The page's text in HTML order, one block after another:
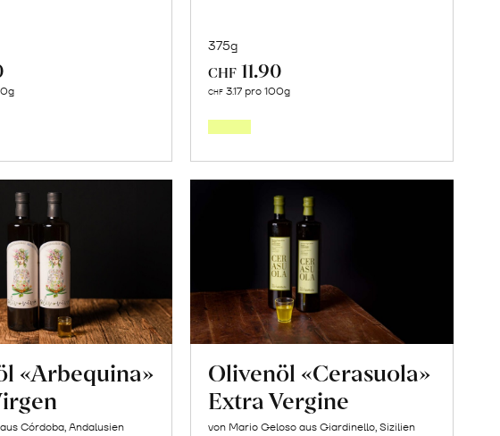
375g
CHF 11.90
CHF 3.17 pro 100g
«Arbequina»
Córdoba, Andalusien
Olivenöl «Cerasuola»
Extra Vergine
von Mario Geloso aus Giardinello, Sizilien